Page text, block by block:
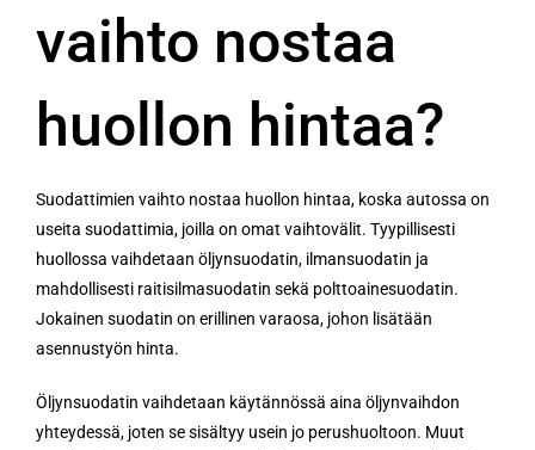
vaihto nostaa
huollon hintaa?
Suodattimien vaihto nostaa huollon hintaa, koska autossa on
useita suodattimia, joilla on omat vaihtovälit. Tyypillisesti
huollossa vaihdetaan öljynsuodatin, ilmansuodatin ja
mahdollisesti raitisilmasuodatin sekä polttoainesuodatin.
Jokainen suodatin on erillinen varaosa, johon lisätään
asennustyön hinta.
Öljynsuodatin vaihdetaan käytännössä aina öljynvaihdon
yhteydessä, joten se sisältyy usein jo perushuoltoon. Muut